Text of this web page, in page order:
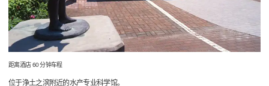
距离酒店 60 分钟车程
位于浄土之滨附近的水产专业科学馆。